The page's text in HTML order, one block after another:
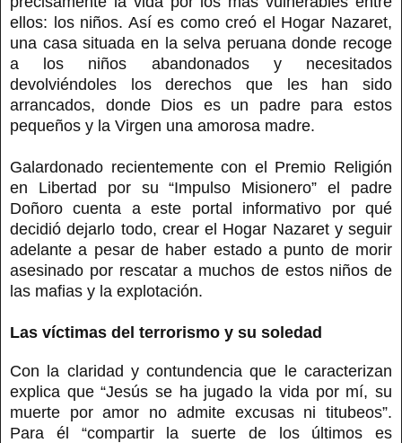
ellos: los niños. Así es como creó el Hogar Nazaret,
una casa situada en la selva peruana donde recoge
a los niños abandonados y necesitados
devolviéndoles los derechos que les han sido
arrancados, donde Dios es un padre para estos
pequeños y la Virgen una amorosa madre.
Galardonado recientemente con el Premio Religión
en Libertad por su “Impulso Misionero” el padre
Doñoro cuenta a este portal informativo por qué
decidió dejarlo todo, crear el Hogar Nazaret y seguir
adelante a pesar de haber estado a punto de morir
asesinado por rescatar a muchos de estos niños de
las mafias y la explotación.
Las víctimas del terrorismo y su soledad
Con la claridad y contundencia que le caracterizan
explica que “Jesús se ha jugado la vida por mí, su
muerte por amor no admite excusas ni titubeos”.
Para él “compartir la suerte de los últimos es